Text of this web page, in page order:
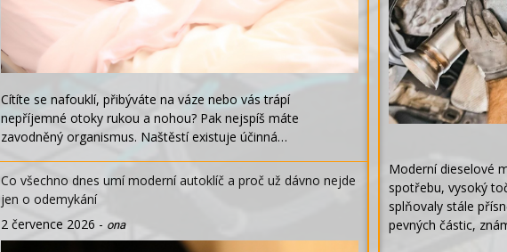
Cítíte se nafouklí, přibýváte na váze nebo vás trápí
nepříjemné otoky rukou a nohou? Pak nejspíš máte
zavodněný organismus. Naštěstí existuje účinná…
Co všechno dnes umí moderní autoklíč a proč už dávno nejde
jen o odemykání
2 července 2026 - ona
Moderní dieselové
spotřebu, vysoký
splňovaly stále
pevných částic,